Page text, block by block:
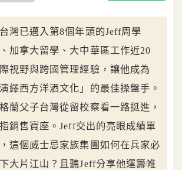
灣已邁入第8個年頭的Jeff周學
加拿大留學、大中華區工作近20
視野與跨國管理經驗，讓他成為
繹西方洋酒文化」的最佳操盤手。
蘭父子台灣從留校察看一路挺進，
銷售寶座。Jeff交出的亮眼成績單
這個威士忌家族集團如何在兵家必
大片江山？且聽Jeff分享他運籌帷